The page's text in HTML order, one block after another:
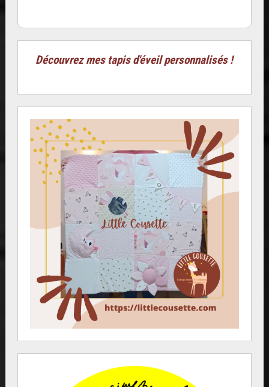
Découvrez mes tapis d'éveil personnalisés !